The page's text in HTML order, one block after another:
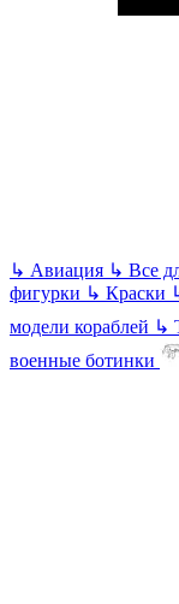
↳ Авиация ↳ Все
фигурки ↳ Краски
модели кораблей ↳
военные ботинки